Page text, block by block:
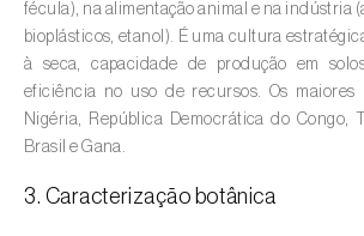
Ananás / Abacaxi (Ananas
Anona (Annona spp.)
Áreas não cultivadas ( -)
(Coriandrum, Petroselinum,
fécula), na alimentação animal e na indústria
bioplásticos, etanol). É uma cultura
à seca, capacidade de produção em
eficiência no uso de recursos. Os maiores
Nigéria, República Democrática do Congo,
Brasil e Gana.
3. Caracterização botânica